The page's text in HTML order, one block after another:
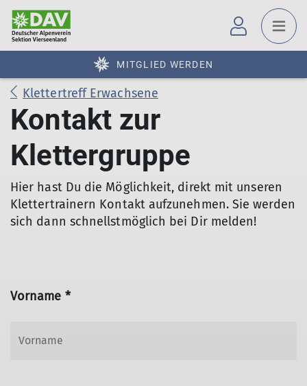
MITGLIED WERDEN
Klettertreff Erwachsene
Kontakt zur
Klettergruppe
Hier hast Du die Möglichkeit, direkt mit unseren
Klettertrainern Kontakt aufzunehmen. Sie werden
sich dann schnellstmöglich bei Dir melden!
Vorname *